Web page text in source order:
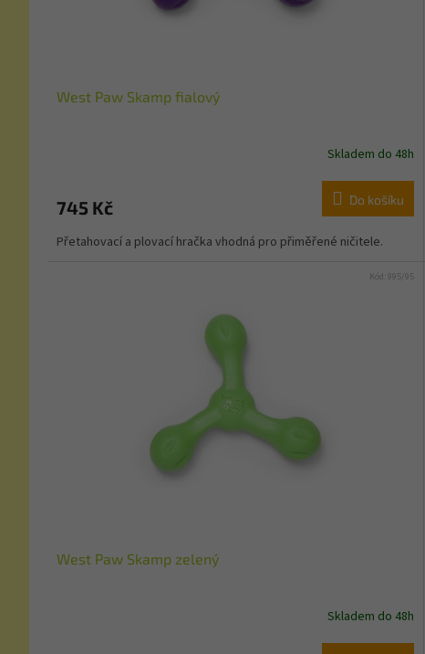
West Paw Skamp fialový
Skladem do 48h
745 Kč Do košíku
Přetahovací a plovací hračka vhodná pro přiměřené ničitele.
West Paw Skamp zelený
Skladem do 48h
Kód:995/95